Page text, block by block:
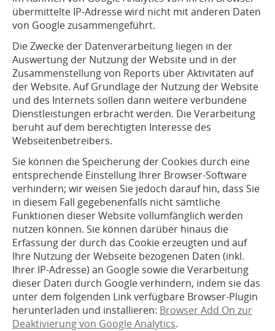
übermittelte IP-Adresse wird nicht mit anderen Daten
von Google zusammengeführt.
Die Zwecke der Datenverarbeitung liegen in der
Auswertung der Nutzung der Website und in der
Zusammenstellung von Reports über Aktivitäten auf
der Website. Auf Grundlage der Nutzung der Website
und des Internets sollen dann weitere verbundene
Dienstleistungen erbracht werden. Die Verarbeitung
beruht auf dem berechtigten Interesse des
Webseitenbetreibers.
Sie können die Speicherung der Cookies durch eine
entsprechende Einstellung Ihrer Browser-Software
verhindern; wir weisen Sie jedoch darauf hin, dass Sie
in diesem Fall gegebenenfalls nicht sämtliche
Funktionen dieser Website vollumfänglich werden
nutzen können. Sie können darüber hinaus die
Erfassung der durch das Cookie erzeugten und auf
Ihre Nutzung der Webseite bezogenen Daten (inkl.
Ihrer IP-Adresse) an Google sowie die Verarbeitung
dieser Daten durch Google verhindern, indem sie das
unter dem folgenden Link verfügbare Browser-Plugin
herunterladen und installieren: Browser Add On zur
Deaktivierung von Google Analytics.